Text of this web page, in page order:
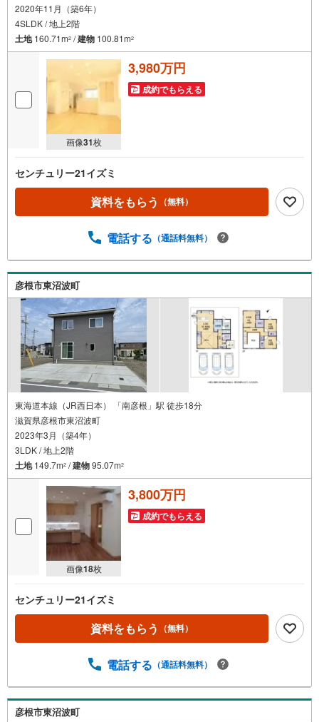
2020年11月（築6年）
4SLDK / 地上2階
土地160.71m2 /建物 100.81m2
画像31枚
3,980万円
成約でもらえる
センチュリー21イズミ
資料をもらう （無料）
電話する （通話料無料）
彦根市東沼波町
東海道本線（JR西日本） 「南彦根」駅 徒歩18分
滋賀県彦根市東沼波町
2023年3月（築4年）
3LDK / 地上2階
土地149.7m2 /建物95.07m2
画像18枚
3,800万円
成約でもらえる
センチュリー21イズミ
資料をもらう （無料）
電話する （通話料無料）
彦根市東沼波町